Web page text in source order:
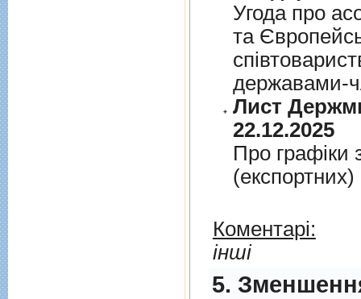
Угода про
та
державами-
Лист
22.12.2025
Про графiки
Коментарі:
інші
5.